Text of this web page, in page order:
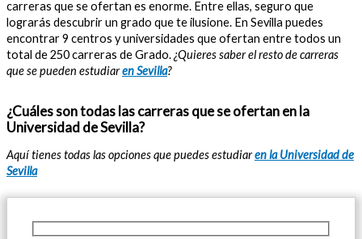
carreras que se ofertan es enorme. Entre ellas, seguro que
lograrás descubrir un grado que te ilusione. En Sevilla puedes
encontrar 9 centros y universidades que ofertan entre todos un
total de 250 carreras de Grado.¿Quieres saber el resto de carreras
que se pueden estudiaren Sevilla?
¿Cuáles son todas las carreras que se ofertan en la
Universidad de Sevilla?
Aquí tienes todas las opciones que puedes estudiaren la Universidad de
Sevilla